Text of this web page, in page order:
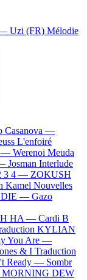
Uzi (FR) Mélodie
Casanova —
L'enfoiré
— Werenoi Meuda
Josman Interlude
3 4 — ZOKUSH
Kamel Nouvelles
DIE — Gazo
HA — Cardi B
KYLIAN
You Are —
& I Traduction
Ready — Sombr
MORNING DEW